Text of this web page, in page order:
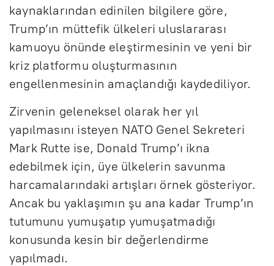
kaynaklarından edinilen bilgilere göre,
Trump’ın müttefik ülkeleri uluslararası
kamuoyu önünde eleştirmesinin ve yeni bir
kriz platformu oluşturmasının
engellenmesinin amaçlandığı kaydediliyor.
Zirvenin geleneksel olarak her yıl
yapılmasını isteyen NATO Genel Sekreteri
Mark Rutte ise, Donald Trump’ı ikna
edebilmek için, üye ülkelerin savunma
harcamalarındaki artışları örnek gösteriyor.
Ancak bu yaklaşımın şu ana kadar Trump’ın
tutumunu yumuşatıp yumuşatmadığı
konusunda kesin bir değerlendirme
yapılmadı.